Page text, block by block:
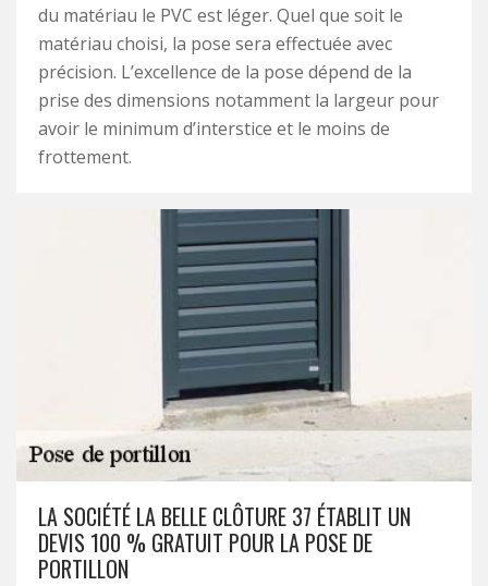
du matériau le PVC est léger. Quel que soit le
matériau choisi, la pose sera effectuée avec
précision. L’excellence de la pose dépend de la
prise des dimensions notamment la largeur pour
avoir le minimum d’interstice et le moins de
frottement.
LA SOCIÉTÉ LA BELLE CLÔTURE 37 ÉTABLIT UN
DEVIS 100 % GRATUIT POUR LA POSE DE
PORTILLON